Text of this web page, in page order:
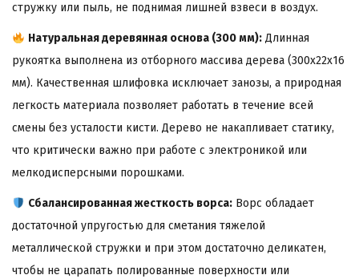
стружку или пыль, не поднимая лишней взвеси в воздух.
Натуральная деревянная основа (300 мм):Длинная
рукоятка выполнена из отборного массива дерева (300х22х16
мм). Качественная шлифовка исключает занозы, а природная
легкость материала позволяет работать в течение всей
смены без усталости кисти. Дерево не накапливает статику,
что критически важно при работе с электроникой или
мелкодисперсными порошками.
Сбалансированная жесткость ворса:Ворс обладает
достаточной упругостью для сметания тяжелой
металлической стружки и при этом достаточно деликатен,
чтобы не царапать полированные поверхности или